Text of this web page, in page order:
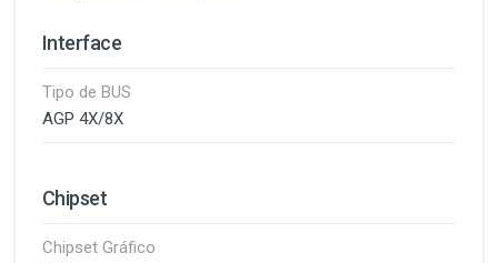
Interface
Tipo de BUS
AGP 4X/8X
Chipset
Chipset Gráfico